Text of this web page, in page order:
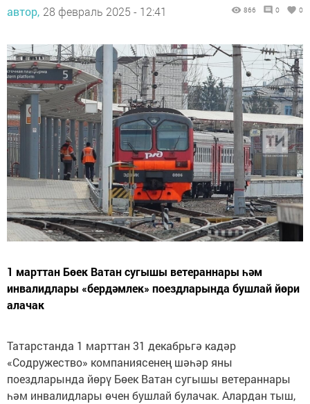
автор, 28 февраль 2025 - 12:41 866 0 0
1 марттан Бөек Ватан сугышы ветераннары һәм
инвалидлары «бердәмлек» поездларында бушлай йөри
алачак
Татарстанда 1 марттан 31 декабрьгә кадәр
«Содружество» компаниясенең шәһәр яны
поездларында йөрү Бөек Ватан сугышы ветераннары
һәм инвалидлары өчен бушлай булачак. Алардан тыш,